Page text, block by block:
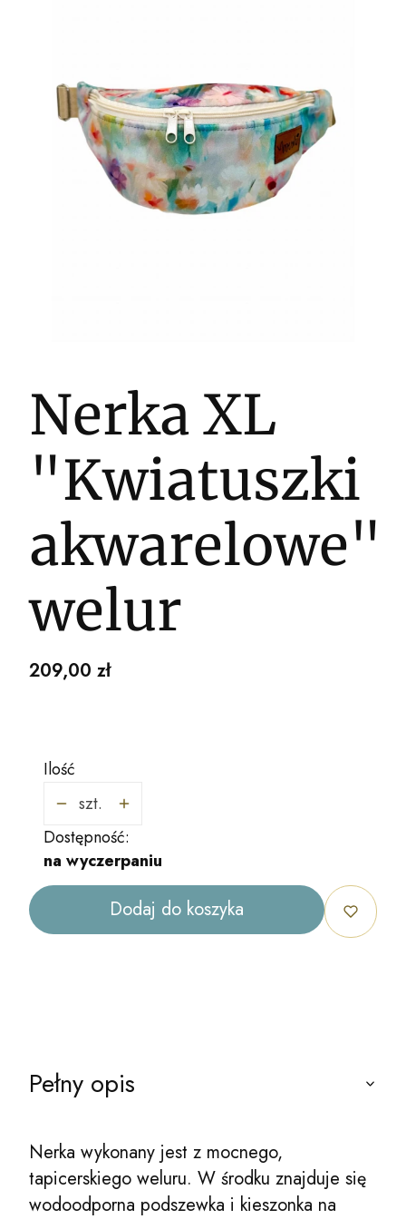
Nerka XL
"Kwiatuszki
akwarelowe"
welur
Cena
209,00 zł
Ilość
szt.
Dostępność:
na wyczerpaniu
Dodaj do koszyka
Pełny opis
Nerka wykonany jest z mocnego,
tapicerskiego weluru. W środku znajduje się
wodoodporna podszewka i kieszonka na